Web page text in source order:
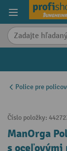
content
Police pre
Číslo položky:
ManOrga
s oceľovými